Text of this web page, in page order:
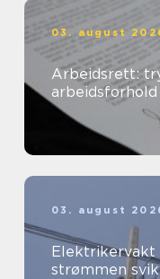
03. august
Arbeidsrett:
arbeidsforhold
03. august
Elektrikervakt i oslo
strømmen